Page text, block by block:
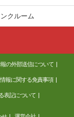
町浜四番丁
クルーム
の外部送信について
報に関する免責事項
表記について